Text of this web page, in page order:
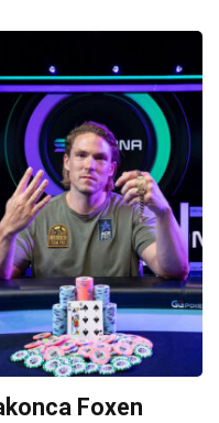
Foxen